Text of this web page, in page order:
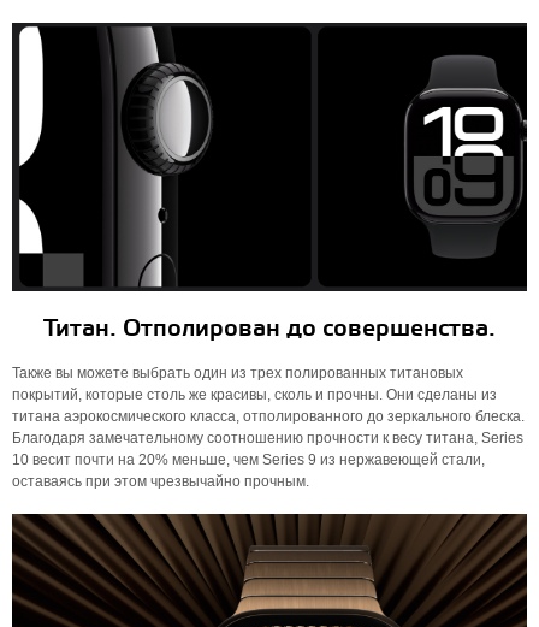
Титан. Отполирован до совершенства.
Также вы можете выбрать один из трех полированных титановых
покрытий, которые столь же красивы, сколь и прочны. Они сделаны из
титана аэрокосмического класса, отполированного до зеркального блеска.
Благодаря замечательному соотношению прочности к весу титана, Series
10 весит почти на 20% меньше, чем Series 9 из нержавеющей стали,
оставаясь при этом чрезвычайно прочным.